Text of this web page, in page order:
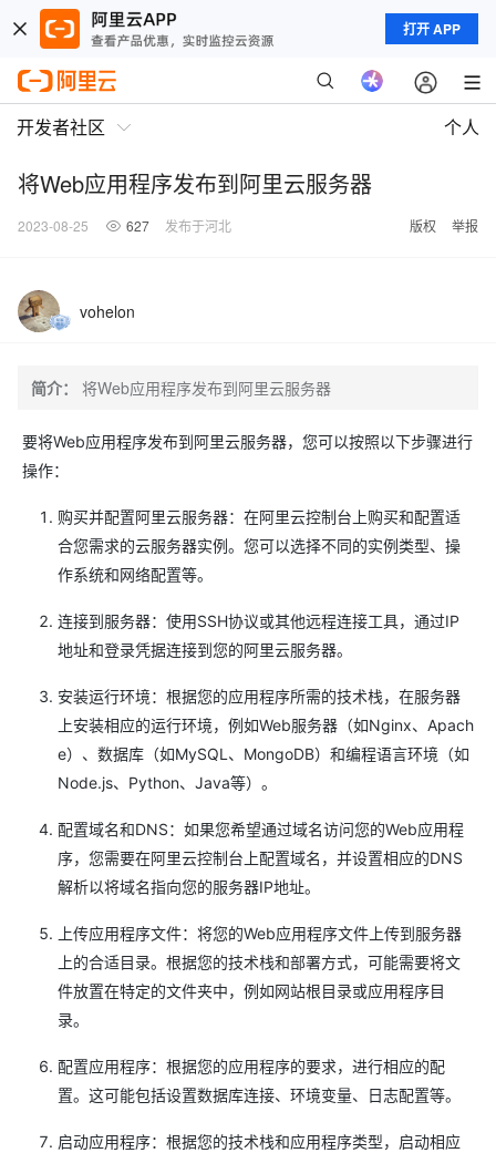
打开 APP
开发者社区 个人
将Web应用程序发布到阿里云服务器
2023-08-25 627 发布于河北 版权 举报
vohelon
简介： 将Web应用程序发布到阿里云服务器
要将Web应用程序发布到阿里云服务器，您可以按照以下步骤进行
操作：
购买并配置阿里云服务器：在阿里云控制台上购买和配置适
合您需求的云服务器实例。您可以选择不同的实例类型、操
作系统和网络配置等。
连接到服务器：使用SSH协议或其他远程连接工具，通过IP
地址和登录凭据连接到您的阿里云服务器。
安装运行环境：根据您的应用程序所需的技术栈，在服务器
上安装相应的运行环境，例如Web服务器（如Nginx、Apach
e）、数据库（如MySQL、MongoDB）和编程语言环境（如
Node.js、Python、Java等）。
配置域名和DNS：如果您希望通过域名访问您的Web应用程
序，您需要在阿里云控制台上配置域名，并设置相应的DNS
解析以将域名指向您的服务器IP地址。
上传应用程序文件：将您的Web应用程序文件上传到服务器
上的合适目录。根据您的技术栈和部署方式，可能需要将文
件放置在特定的文件夹中，例如网站根目录或应用程序目
录。
配置应用程序：根据您的应用程序的要求，进行相应的配
置。这可能包括设置数据库连接、环境变量、日志配置等。
启动应用程序：根据您的技术栈和应用程序类型，启动相应